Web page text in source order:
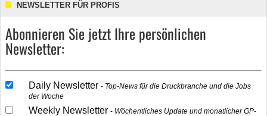
NEWSLETTER FÜR PROFIS
Abonnieren Sie jetzt Ihre persönlichen
Newsletter:
Daily Newsletter
Top-News für die Druckbranche und die Jobs
der Woche
Weekly Newsletter
Wöchentliches Update und monatlicher GP-